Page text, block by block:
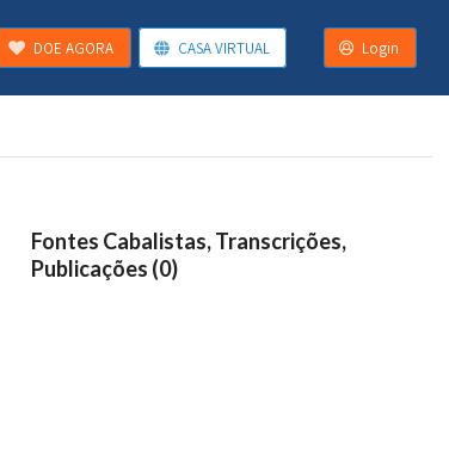
DOE AGORA CASA VIRTUAL Login
Fontes Cabalistas, Transcrições,
Publicações (0)